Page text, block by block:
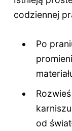
codziennej
Po
od